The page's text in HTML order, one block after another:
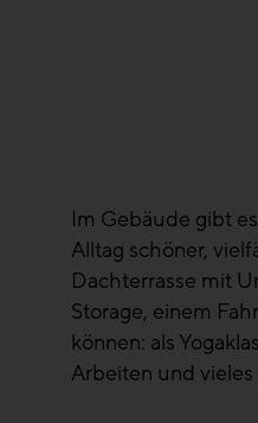
Im Gebäude gibt
Alltag schöner,
Dachterrasse mit
Storage, einem
können: als
Arbeiten und vieles